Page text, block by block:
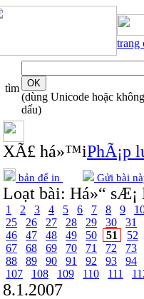
trang
tìm
(dùng Unicode hoặc không
dấu)
XÃ£ há»™iPhÃ¡p
bản để in Gửi bài
Loạt bài: Há»“ sÆ¡
1 2 3 4 5 6 7 8 9
25
26 27 28 29 30
31
46
47 48 49 50 51
52
67
68 69 70 71 72
73
88
89 90 91 92 93
94
107
108 109 110 111
8.1.2007